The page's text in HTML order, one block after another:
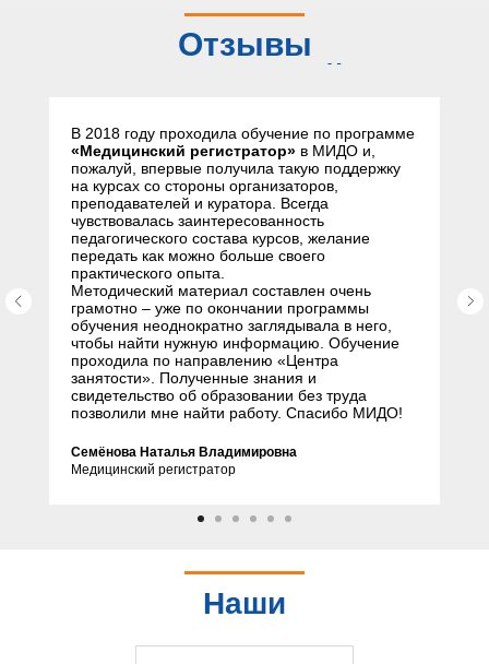
Отзывы
слушателей
В 2018 году проходила обучение по программе
«Медицинский регистратор» в МИДО и,
пожалуй, впервые получила такую поддержку
на курсах со стороны организаторов,
преподавателей и куратора. Всегда
чувствовалась заинтересованность
педагогического состава курсов, желание
передать как можно больше своего
практического опыта.
Методический материал составлен очень
грамотно – уже по окончании программы
обучения неоднократно заглядывала в него,
чтобы найти нужную информацию. Обучение
проходила по направлению «Центра
занятости». Полученные знания и
свидетельство об образовании без труда
позволили мне найти работу. Спасибо МИДО!
Семёнова Наталья Владимировна
Медицинский регистратор
Наши